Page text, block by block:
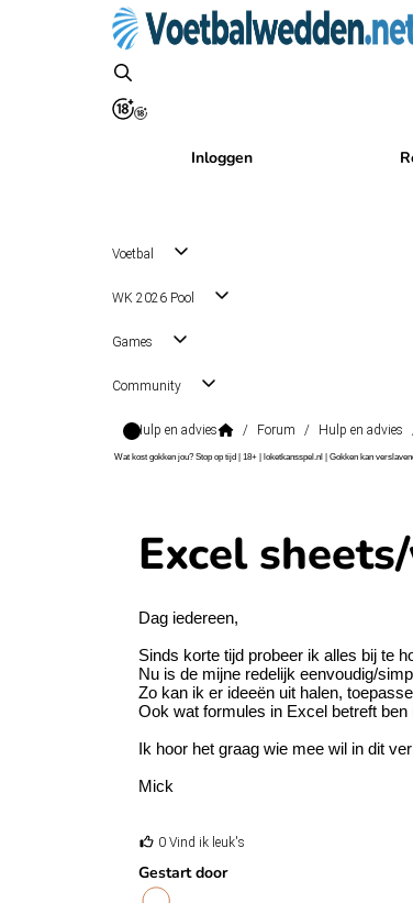
Inloggen
Voetbal
WK 2026 Pool
Games
Community
Hulp en advies / Forum / Hulp en advies
Wat kost gokken jou? Stop op tijd | 18+ | loketkansspel.nl | Gokken kan
Excel
Dag iedereen,
Sinds korte tijd probeer ik alles bij te
Nu is de mijne redelijk eenvoudig/
Zo kan ik er ideeën uit halen,
Ook wat formules in Excel betreft ben
Ik hoor het graag wie mee wil in dit
Mick
0 Vind ik leuk's
Gestart door